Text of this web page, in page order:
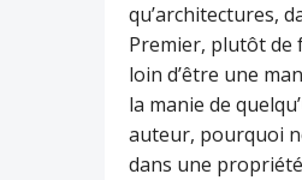
qu’architectures,
Premier, plutôt de
loin d’être une
la manie de
auteur, pourquoi
dans une